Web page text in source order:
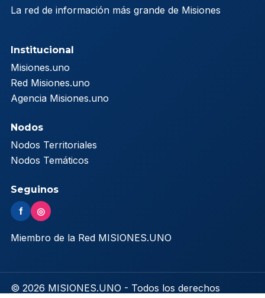
La red de información más grande de Misiones
Institucional
Misiones.uno
Red Misiones.uno
Agencia Misiones.uno
Nodos
Nodos Territoriales
Nodos Temáticos
Seguinos
f ◎
Miembro de la Red MISIONES.UNO
© 2026 MISIONES.UNO - Todos los derechos